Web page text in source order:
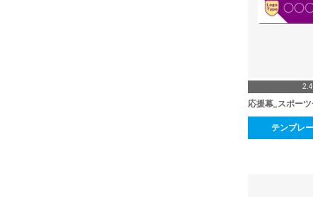
応援幕_スポー
テンプレ